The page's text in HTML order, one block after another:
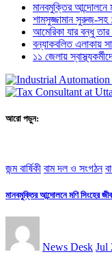
মানবমুক্তির আন্দোলনে
শামসুজ্জামান সুরুজ-
আমেরিকা যার বন্ধু
বন্যাকবলিত এলাকায়
১১ জেলায়
আরো পড়ুন:
জন্ম বার্ষিকী বাম দল ও সংগঠন
মানবমুক্তির আন্দোলনে মণি সিংহের
News Desk Jul